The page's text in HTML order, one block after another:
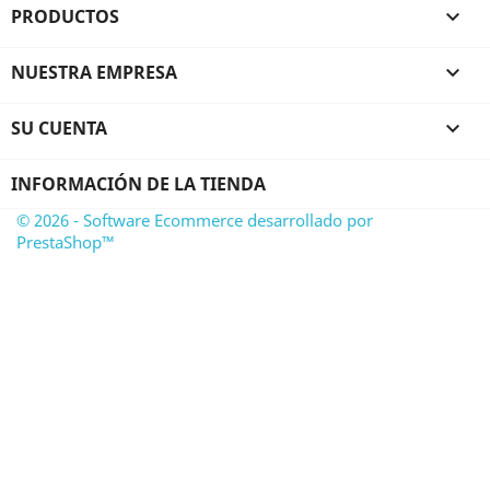
PRODUCTOS 
NUESTRA EMPRESA 
SU CUENTA 
INFORMACIÓN DE LA TIENDA
© 2026 - Software Ecommerce desarrollado por
PrestaShop™